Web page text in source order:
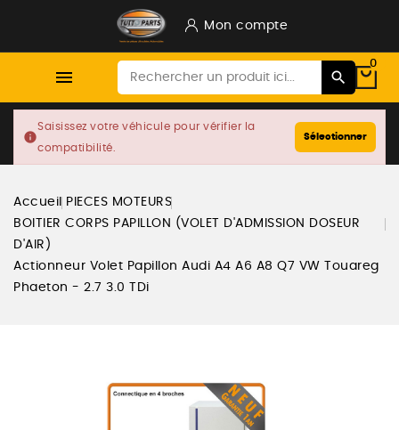
Mon compte

0
info
Saisissez votre véhicule pour vérifier la
compatibilité.
Sélectionner
Accueil
PIECES MOTEURS
BOITIER CORPS PAPILLON (VOLET D'ADMISSION DOSEUR
D'AIR)
Actionneur Volet Papillon Audi A4 A6 A8 Q7 VW Touareg
Phaeton - 2.7 3.0 TDi